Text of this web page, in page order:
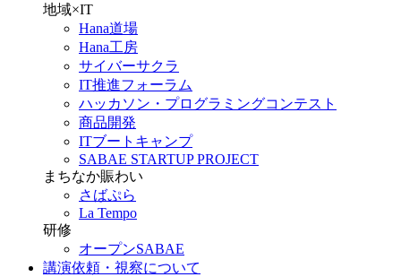
地域×IT
Hana道場
Hana工房
サイバーサクラ
IT推進フォーラム
ハッカソン・プログラミングコンテスト
商品開発
ITブートキャンプ
SABAE STARTUP PROJECT
まちなか賑わい
さばぷら
La Tempo
研修
オープンSABAE
講演依頼・視察について